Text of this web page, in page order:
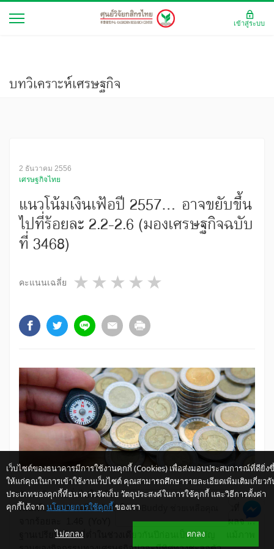
บทวิเคราะห์เศรษฐกิจ
2 ธันวาคม 2556
เศรษฐกิจไทย
แนวโน้มเงินเฟ้อปี 2557... อาจขยับขึ้น
ไปที่ร้อยละ 2.2-2.6 (มองเศรษฐกิจฉบับ
ที่ 3468)
คะแนนเฉลี่ย 4 stars
3 stars
2 stars
1 star
อัตราเงินเฟ้อทั่วไปในเดือนพ.ย.2556อยู่ที่ร้อยละ 1.92 (YoY)
เมื่อเทียบกับช่วงเดียวกันปีก่อน เพิ่มขึ้นต่อเนื่องเป็นเดือนที่สอง
ในเดือนต.ค.2556เนื่องจากผลจาก
ฐานเปรียบเทียบที่ต่ำในช่วงเดียวกันปีก่อนเป็นสำคัญ แม้ภาพ
เว็บไซต์ของธนาคารมีการใช้งานคุกกี้ (Cookies) เพื่อส่งมอบประสบการณ์ที่ดียิ่ง
ให้แก่คุณในการเข้าใช้งานเว็บไซต์ คุณสามารถศึกษารายละเอียดเพิ่มเติมเกี่ยวกั
ประเภทของคุกกี้ที่ธนาคารจัดเก็บ วัตถุประสงค์ในการใช้คุกกี้ และวิธีการตั้งค่า
คุกกี้ได้จาก นโยบายการใช้คุกกี้ ของเรา
ไม่ตกลง ตกลง
เข้าสู่ระบบ
ให้ K-Buddy ช่วยเหลือคุณ